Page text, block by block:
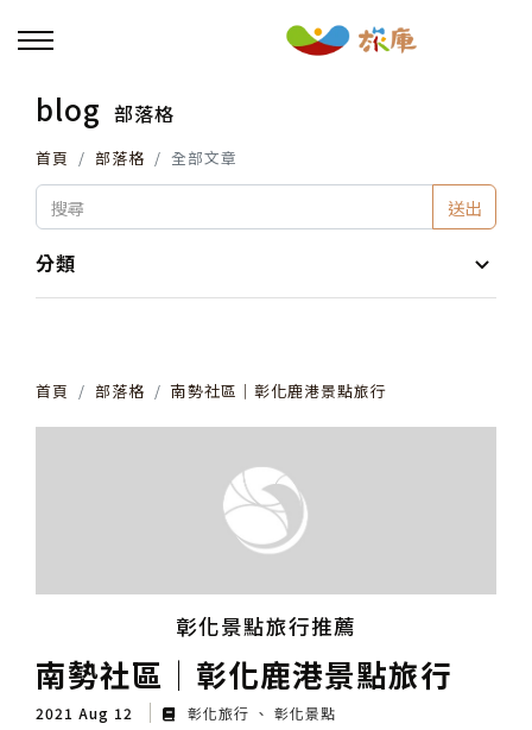
回主選單
活動報名
小旅行及主題導覽
其他活動
blog 部落格
首頁 部落格 全部文章
送出
分類
首頁 部落格 南勢社區│彰化鹿港景點旅行
彰化景點旅行推薦
南勢社區│彰化鹿港景點旅行
2021 Aug 12 彰化旅行 彰化景點